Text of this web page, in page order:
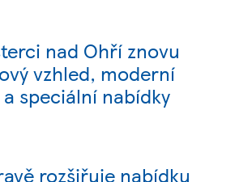
nad Ohří znovu
vzhled, moderní
speciální nabídky
rozšiřuje nabídku